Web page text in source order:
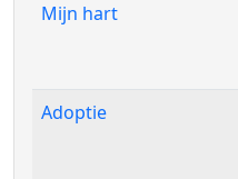
Mijn hart
Adoptie